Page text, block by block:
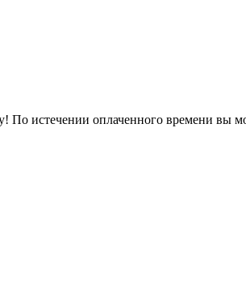
По истечении оплаченного времени вы